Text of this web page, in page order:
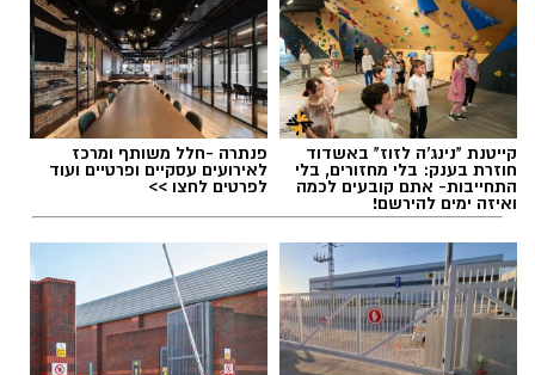
קייטנת "נינג'ה לזוז" באשדוד
חוזרת בענק: בלי מחזורים, בלי
התחייבות- אתם קובעים לכמה
ואיזה ימים להירשם!
פנתרה -חלל משותף ומרכז
לאירועים עסקיים ופרטיים ועוד
לפרטים לחצו >>